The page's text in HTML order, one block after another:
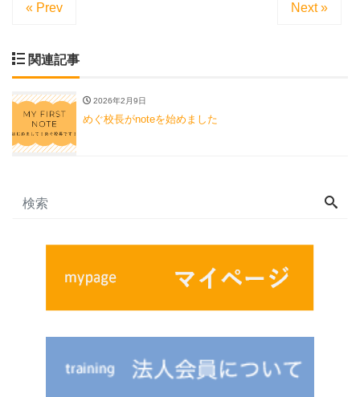
« Prev Next »
関連記事
2026年2月9日
めぐ校長がnoteを始めました